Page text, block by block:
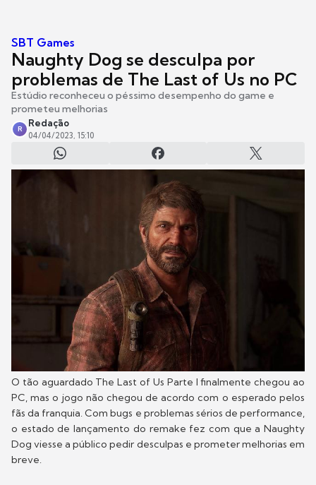
SBT Games
Naughty Dog se desculpa por
problemas de The Last of Us no PC
Estúdio reconheceu o péssimo desempenho do game e
prometeu melhorias
R
Redação
04/04/2023, 15:10
O tão aguardado The Last of Us Parte I finalmente chegou ao
PC, mas o jogo não chegou de acordo com o esperado pelos
fãs da franquia. Com bugs e problemas sérios de performance,
o estado de lançamento do remake fez com que a Naughty
Dog viesse a público pedir desculpas e prometer melhorias em
breve.